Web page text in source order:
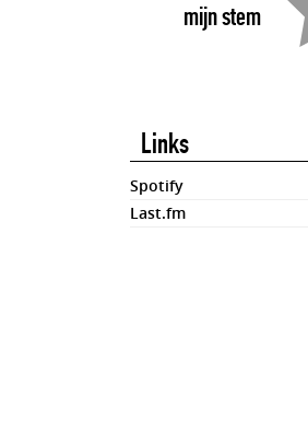
mijn stem
Links
Spotify
Last.fm